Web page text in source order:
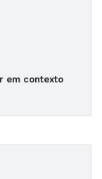
em contexto